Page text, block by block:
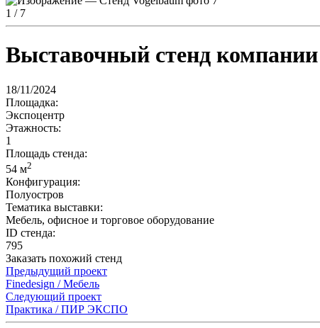
1 / 7
Выставочный стенд
18/11/2024
Площадка:
Экспоцентр
Этажность:
1
Площадь стенда:
54 м2
Конфигурация:
Полуостров
Тематика выставки:
Мебель, офисное и торговое оборудование
ID стенда:
795
Заказать похожий стенд
Предыдущий проект
Finedesign / Мебель
Следующий проект
Практика / ПИР ЭКСПО